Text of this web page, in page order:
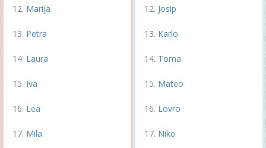
Marija
Petra
Laura
Iva
Lea
Mila
Josip
Karlo
Toma
Mateo
Lovro
Niko